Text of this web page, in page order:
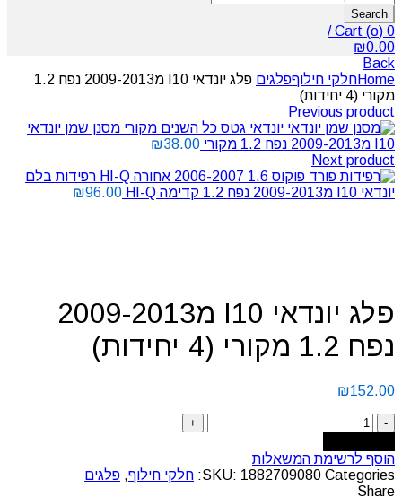
Search
Cart (o) 0
/
₪0.00
Back
Homeחלקי חילוףפלגים
פלג יונדאי I10 מ2009-2013 נפח 1.2
מקורי (4 יחידות)
Previous product
מסנן שמן יונדאי
I10 מ2009-2013 נפח 1.2 מקורי
₪38.00
Next product
רפידות בלם
יונדאי I10 מ2009-2013 נפח 1.2 קדימה HI-Q
₪96.00
פלג יונדאי I10 מ2009-2013
נפח 1.2 מקורי (4 יחידות)
₪152.00
הוסף לרשימת המשאלות
SKU: 1882709080 Categories: חלקי חילוף, פלגים
Share